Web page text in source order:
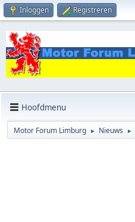
Inloggen Registreren
Hoofdmenu
Motor Forum Limburg ► Nieuws ►